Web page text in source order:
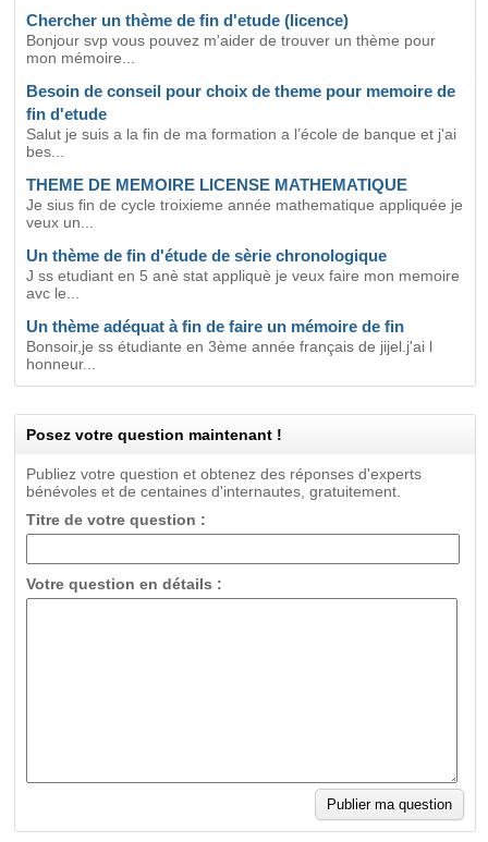
Chercher un thème de fin d'etude (licence)
Bonjour svp vous pouvez m'aider de trouver un thème pour
mon mémoire...
Besoin de conseil pour choix de theme pour memoire de
fin d'etude
Salut je suis a la fin de ma formation a l’école de banque et j'ai
bes...
THEME DE MEMOIRE LICENSE MATHEMATIQUE
Je sius fin de cycle troixieme année mathematique appliquée je
veux un...
Un thème de fin d'étude de sèrie chronologique
J ss etudiant en 5 anè stat appliquè je veux faire mon memoire
avc le...
Un thème adéquat à fin de faire un mémoire de fin
Bonsoir,je ss étudiante en 3ème année français de jijel.j'ai l
honneur...
Posez votre question maintenant !
Publiez votre question et obtenez des réponses d'experts
bénévoles et de centaines d'internautes, gratuitement.
Titre de votre question :
Votre question en détails :